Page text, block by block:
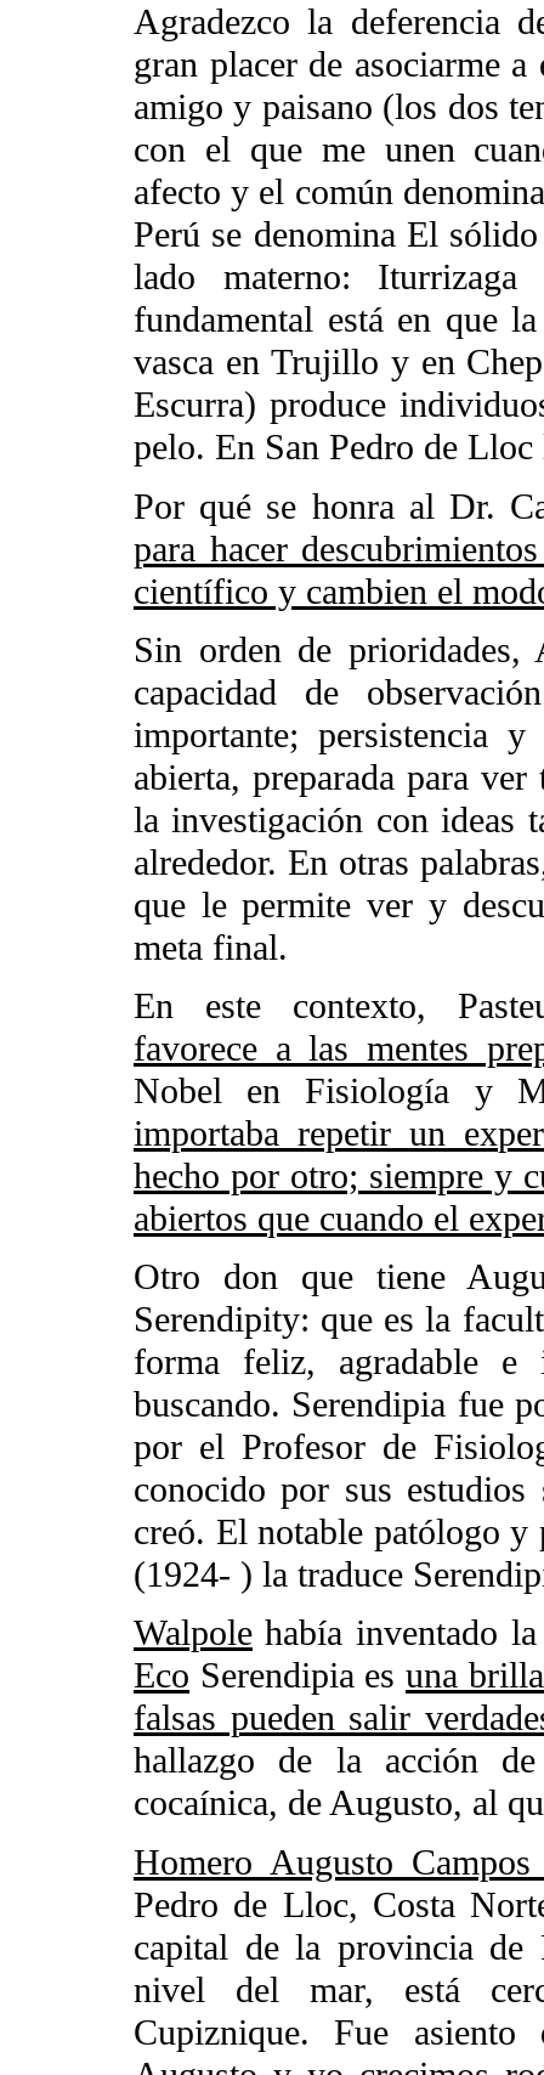
Agradezco la deferencia
gran placer de asociarme
amigo y paisano (los dos
con el que me unen
afecto y el común
Perú se denomina El
lado materno:
fundamental está en que
vasca en Trujillo y en
Escurra) produce
pelo. En San Pedro de
Por qué se honra al Dr.
para hacer
científico y cambien el
Sin orden de prioridades,
capacidad de
importante; persistencia
abierta, preparada para
la investigación con ideas
alrededor. En otras
que le permite ver y
meta final.
En este contexto,
favorece a las mentes
Nobel en Fisiología y
importaba repetir un
hecho por otro; siempre y
abiertos que cuando el
Otro don que tiene
Serendipity: que es la
forma feliz, agradable e
buscando. Serendipia fue
por el Profesor de
conocido por sus
creó. El notable patólogo y
(1924- ) la traduce
Walpole había inventado
Eco Serendipia es una
falsas pueden salir
hallazgo de la acción
cocaínica, de Augusto, al
Homero Augusto
Pedro de Lloc, Costa
capital de la provincia de
nivel del mar, está
Cupiznique. Fue asiento